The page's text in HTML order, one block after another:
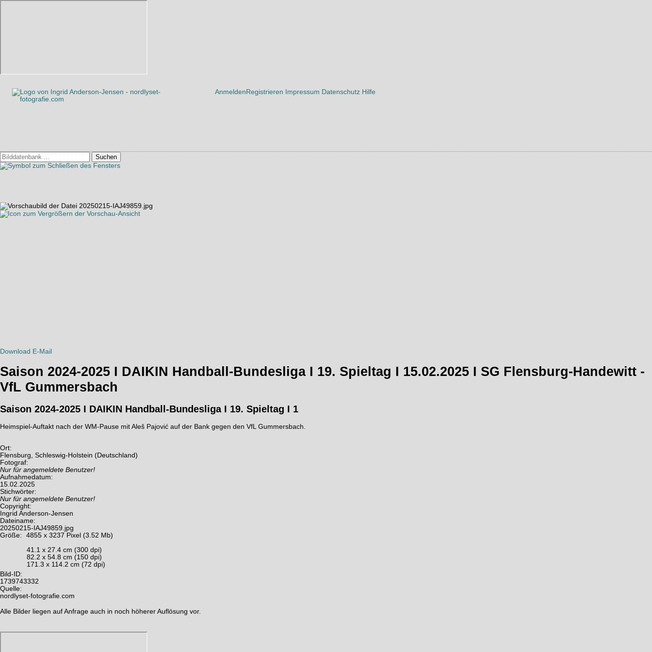
Anmelden Registrieren Impressum Datenschutz Hilfe
Suchen
Download E-Mail
Saison 2024-2025 I DAIKIN Handball-Bundesliga I 19. Spieltag I 15.02.2025 I SG Flensburg-Handewitt -
VfL Gummersbach
Saison 2024-2025 I DAIKIN Handball-Bundesliga I 19. Spieltag I 1
Heimspiel-Auftakt nach der WM-Pause mit Aleš Pajović auf der Bank gegen den VfL Gummersbach.
Ort:
Flensburg, Schleswig-Holstein (Deutschland)
Fotograf:
Nur für angemeldete Benutzer!
Aufnahmedatum:
15.02.2025
Stichwörter:
Nur für angemeldete Benutzer!
Copyright:
Ingrid Anderson-Jensen
Dateiname:
20250215-IAJ49859.jpg
Größe:
4855 x 3237 Pixel (3.52 Mb)
41.1 x 27.4 cm (300 dpi)
82.2 x 54.8 cm (150 dpi)
171.3 x 114.2 cm (72 dpi)
Bild-ID:
1739743332
Quelle:
nordlyset-fotografie.com
Alle Bilder liegen auf Anfrage auch in noch höherer Auflösung vor.